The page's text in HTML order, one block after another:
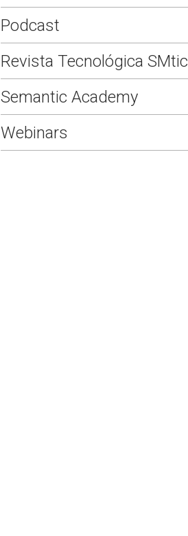
Podcast
Revista Tecnológica SMtic
Semantic Academy
Webinars